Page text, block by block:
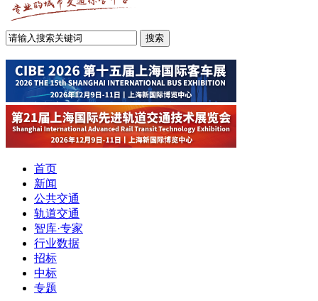
首页
新闻
公共交通
轨道交通
智库·专家
行业数据
招标
中标
专题